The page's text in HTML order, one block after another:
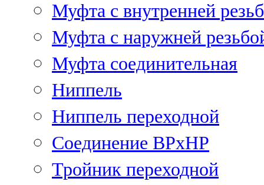
Муфта с внутренней
Муфта с наружней
Муфта соединительная
Ниппель
Ниппель переходной
Соединение ВРхНР
Тройник переходной